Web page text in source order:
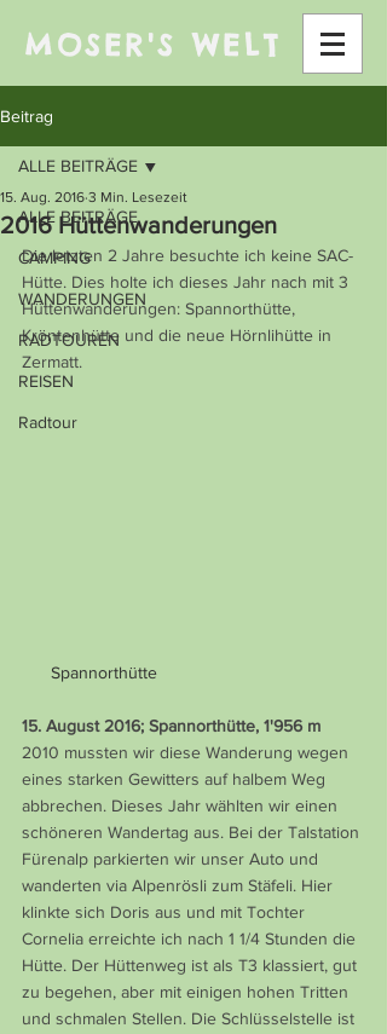
MOSER'S WELT
Beitrag
ALLE BEITRÄGE
CAMPING
WANDERUNGEN
RADTOUREN
REISEN
Radtour
ALLE BEITRÄGE
2016 Hüttenwanderungen
15. Aug. 2016 3 Min. Lesezeit
Die letzten 2 Jahre besuchte ich keine SAC-
Hütte. Dies holte ich dieses Jahr nach mit 3
Hüttenwanderungen: Spannorthütte,
Kröntenhütte und die neue Hörnlihütte in
Zermatt.
      Spannorthütte
15. August 2016; Spannorthütte, 1'956 m
2010 mussten wir diese Wanderung wegen
eines starken Gewitters auf halbem Weg
abbrechen. Dieses Jahr wählten wir einen
schöneren Wandertag aus. Bei der Talstation
Fürenalp parkierten wir unser Auto und
wanderten via Alpenrösli zum Stäfeli. Hier
klinkte sich Doris aus und mit Tochter
Cornelia erreichte ich nach 1 1/4 Stunden die
Hütte. Der Hüttenweg ist als T3 klassiert, gut
zu begehen, aber mit einigen hohen Tritten
und schmalen Stellen. Die Schlüsselstelle ist